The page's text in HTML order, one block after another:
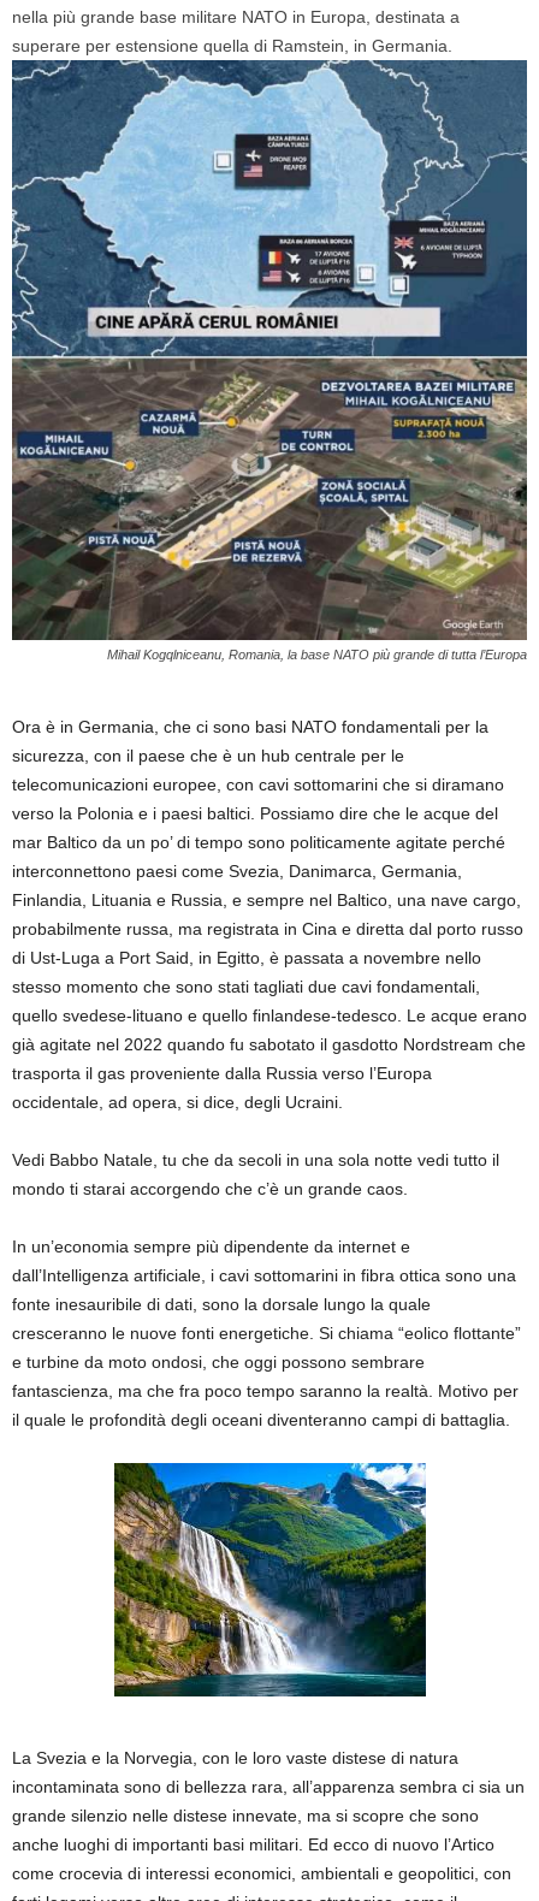
nella più grande base militare NATO in Europa, destinata a
superare per estensione quella di Ramstein, in Germania.
Mihail Kogqlniceanu, Romania, la base NATO più grande di tutta l’Europa
Ora è in Germania, che ci sono basi NATO fondamentali per la
sicurezza, con il paese che è un hub centrale per le
telecomunicazioni europee, con cavi sottomarini che si diramano
verso la Polonia e i paesi baltici. Possiamo dire che le acque del
mar Baltico da un po’ di tempo sono politicamente agitate perché
interconnettono paesi come Svezia, Danimarca, Germania,
Finlandia, Lituania e Russia, e sempre nel Baltico, una nave cargo,
probabilmente russa, ma registrata in Cina e diretta dal porto russo
di Ust-Luga a Port Said, in Egitto, è passata a novembre nello
stesso momento che sono stati tagliati due cavi fondamentali,
quello svedese-lituano e quello finlandese-tedesco. Le acque erano
già agitate nel 2022 quando fu sabotato il gasdotto Nordstream che
trasporta il gas proveniente dalla Russia verso l’Europa
occidentale, ad opera, si dice, degli Ucraini.
Vedi Babbo Natale, tu che da secoli in una sola notte vedi tutto il
mondo ti starai accorgendo che c’è un grande caos.
In un’economia sempre più dipendente da internet e
dall’Intelligenza artificiale, i cavi sottomarini in fibra ottica sono una
fonte inesauribile di dati, sono la dorsale lungo la quale
cresceranno le nuove fonti energetiche. Si chiama “eolico flottante”
e turbine da moto ondosi, che oggi possono sembrare
fantascienza, ma che fra poco tempo saranno la realtà. Motivo per
il quale le profondità degli oceani diventeranno campi di battaglia.
La Svezia e la Norvegia, con le loro vaste distese di natura
incontaminata sono di bellezza rara, all’apparenza sembra ci sia un
grande silenzio nelle distese innevate, ma si scopre che sono
anche luoghi di importanti basi militari. Ed ecco di nuovo l’Artico
come crocevia di interessi economici, ambientali e geopolitici, con